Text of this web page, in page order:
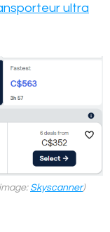
ultra
Skyscanner)